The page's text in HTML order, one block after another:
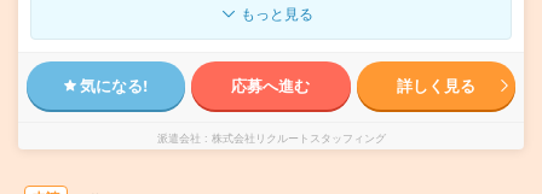
もっと見る
気になる! 応募へ進む 詳しく見る
派遣会社 株式会社リクルートスタッフィング